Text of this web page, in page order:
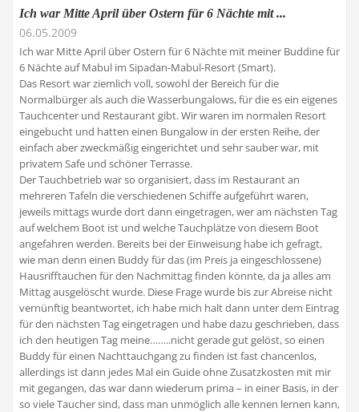
Ich war Mitte April über Ostern für 6 Nächte mit ...
06.05.2009
Ich war Mitte April über Ostern für 6 Nächte mit meiner Buddine für
6 Nächte auf Mabul im Sipadan-Mabul-Resort (Smart).
Das Resort war ziemlich voll, sowohl der Bereich für die
Normalbürger als auch die Wasserbungalows, für die es ein eigenes
Tauchcenter und Restaurant gibt. Wir waren im normalen Resort
eingebucht und hatten einen Bungalow in der ersten Reihe, der
einfach aber zweckmäßig eingerichtet und sehr sauber war, mit
privatem Safe und schöner Terrasse.
Der Tauchbetrieb war so organisiert, dass im Restaurant an
mehreren Tafeln die verschiedenen Schiffe aufgeführt waren,
jeweils mittags wurde dort dann eingetragen, wer am nächsten Tag
auf welchem Boot ist und welche Tauchplätze von diesem Boot
angefahren werden. Bereits bei der Einweisung habe ich gefragt,
wie man denn einen Buddy für das (im Preis ja eingeschlossene)
Hausrifftauchen für den Nachmittag finden könnte, da ja alles am
Mittag ausgelöscht wurde. Diese Frage wurde bis zur Abreise nicht
vernünftig beantwortet, ich habe mich halt dann unter dem Eintrag
für den nächsten Tag eingetragen und habe dazu geschrieben, dass
ich den heutigen Tag meine……..nicht gerade gut gelöst, so einen
Buddy für einen Nachttauchgang zu finden ist fast chancenlos,
allerdings ist dann jedes Mal ein Guide ohne Zusatzkosten mit mir
mit gegangen, das war dann wiederum prima – in einer Basis, in der
so viele Taucher sind, dass man unmöglich alle kennen lernen kann,